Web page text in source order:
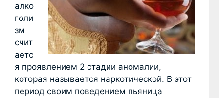
алко
голи
зм
счит
аетс
я проявлением 2 стадии аномалии,
которая называется наркотической. В этот
период своим поведением пьяница